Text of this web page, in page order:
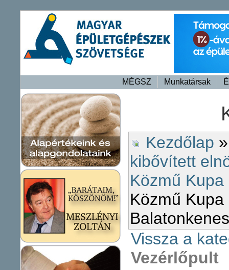
MÉGSZ Munkatársak
Kezdőlap
kibővített
Közmű
Közmű Kupa
Vissza a
Vezérlőpult